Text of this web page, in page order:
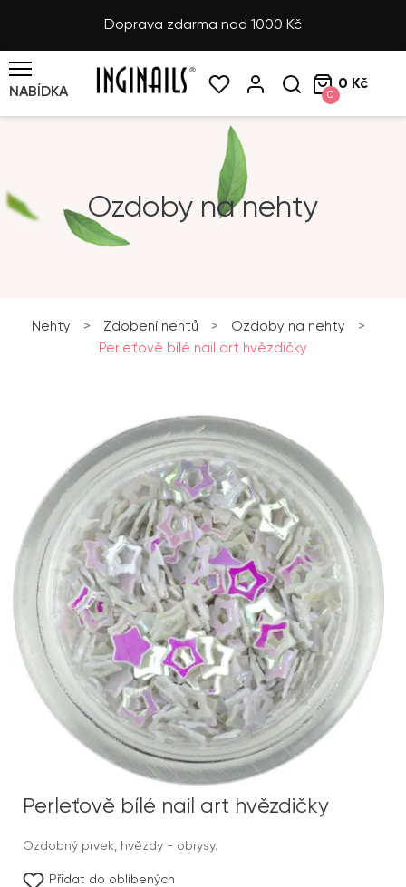
Doprava zdarma nad 1000 Kč
NABÍDKA 0
0 Kč
Ozdoby na nehty
Nehty > Zdobení nehtů > Ozdoby na nehty
>
Perleťově bílé nail art hvězdičky
Perleťově bílé nail art hvězdičky
Ozdobný prvek, hvězdy - obrysy.
Přidat do oblíbených